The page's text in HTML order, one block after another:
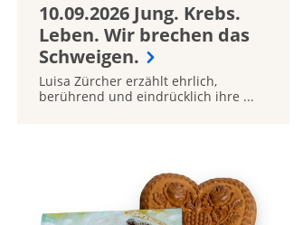
10.09.2026 Jung. Krebs.
Leben. Wir brechen das
Schweigen.
Luisa Zürcher erzählt ehrlich,
berührend und eindrücklich ihre ...